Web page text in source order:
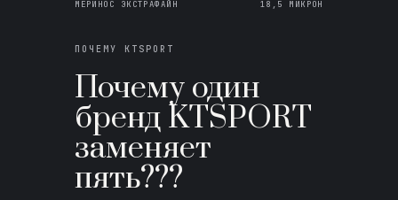
МЕРИНОС ЭКСТРАФАЙН 18,5 МИКРОН
ПОЧЕМУ KTSPORT
Почему один
бренд KTSPORT
заменяет
пять???